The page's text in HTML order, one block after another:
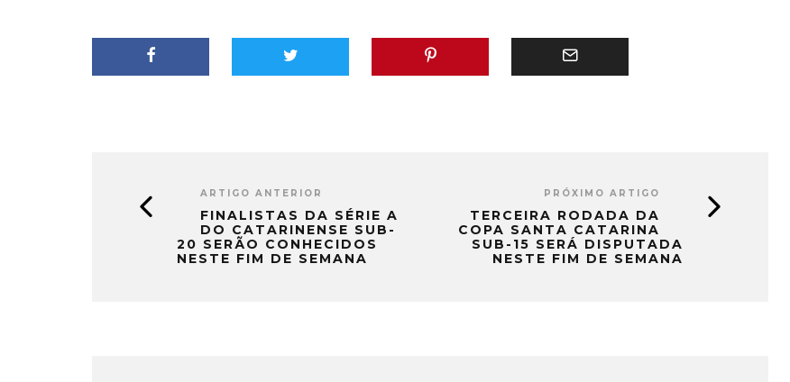
ARTIGO ANTERIOR
FINALISTAS DA SÉRIE A
DO CATARINENSE SUB-
20 SERÃO CONHECIDOS
NESTE FIM DE SEMANA
PRÓXIMO ARTIGO
TERCEIRA RODADA DA
COPA SANTA CATARINA
SUB-15 SERÁ DISPUTADA
NESTE FIM DE SEMANA